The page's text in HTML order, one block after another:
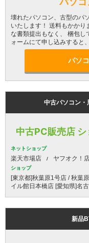
壊れたパソコン、古型のパ
いたします！ 送料もかかり
な書類提出もなく、 梱包し
ォームにて申し込みすると
パソ
中古パソコン・
中古PC販売店
ネットショップ
楽天市場店 ヤフオク！
ショップ
[東京都]秋葉原1号店 / 秋葉
イル館日本橋店 [愛知県]名
新品